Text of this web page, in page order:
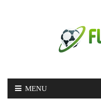
Skip
MENU